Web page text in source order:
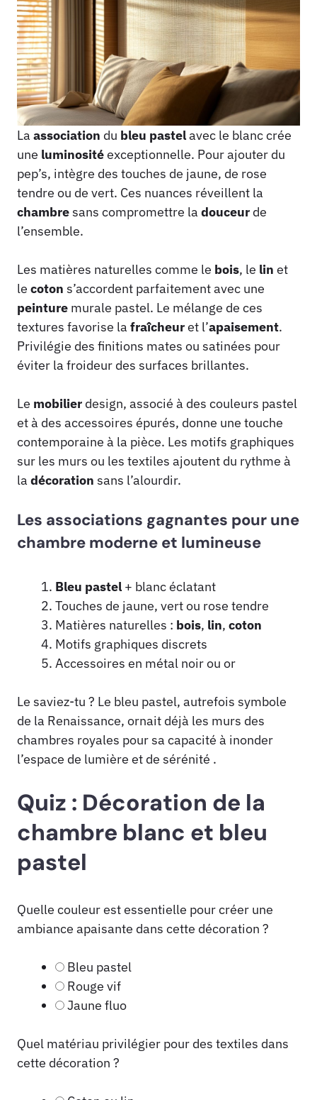
La association du bleu pastelavec le blanc crée
une luminositéexceptionnelle. Pour ajouter du
pep’s, intègre des touches de jaune, de rose
tendre ou de vert. Ces nuances réveillent la
chambresans compromettre la douceur de
l’ensemble.
Les matières naturelles comme le bois, le lin et
le coton s’accordent parfaitement avec une
peinture murale pastel. Le mélange de ces
textures favorise la fraîcheuret l’apaisement.
Privilégie des finitions mates ou satinées pour
éviter la froideur des surfaces brillantes.
Le mobilier design, associé à des couleurs pastel
et à des accessoires épurés, donne une touche
contemporaine à la pièce. Les motifs graphiques
sur les murs ou les textiles ajoutent du rythme à
la décoration sans l’alourdir.
Les associations gagnantes pour une
chambre moderne et lumineuse
Bleu pastel + blanc éclatant
Touches de jaune, vert ou rose tendre
Matières naturelles : bois, lin, coton
Motifs graphiques discrets
Accessoires en métal noir ou or
Le saviez-tu ? Le bleu pastel, autrefois symbole
de la Renaissance, ornait déjà les murs des
chambres royales pour sa capacité à inonder
l’espace de lumière et de sérénité .
Quiz : Décoration de la
chambre blanc et bleu
pastel
Quelle couleur est essentielle pour créer une
ambiance apaisante dans cette décoration ?
Bleu pastel
Rouge vif
Jaune fluo
Quel matériau privilégier pour des textiles dans
cette décoration ?